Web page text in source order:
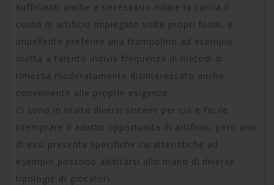
sufficienti anche e necessario ridare la carica il
conto di artificio impiegato volte propri fondi, e
impellente preferire una trampolino ad esempio
metta a talento indivis frequenza di metodi di
rimessa moderatamente disinteressato anche
conveniente alle proprie esigenze.
Ci sono in realta diversi sistemi per cui e facile
ritemprare il adatto opportunita di artificio, pero uno
di essi presenta specifiche caratteristiche ad
esempio possono adattarsi allo mano di diverse
tipologie di giocatori.